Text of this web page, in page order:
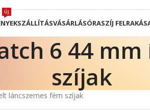
ÚJ
SZÁLLÍTÁSVÁSÁRLÁSÓRASZÍJ
6 44
szíjak
láncszemes fém szíjak